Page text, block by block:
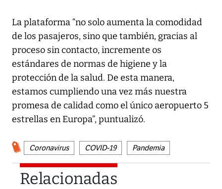
La plataforma “no solo aumenta la comodidad
de los pasajeros, sino que también, gracias al
proceso sin contacto, incremente os
estándares de normas de higiene y la
protección de la salud. De esta manera,
estamos cumpliendo una vez más nuestra
promesa de calidad como el único aeropuerto 5
estrellas en Europa”, puntualizó.
Coronavirus COVID-19 Pandemia
Relacionadas